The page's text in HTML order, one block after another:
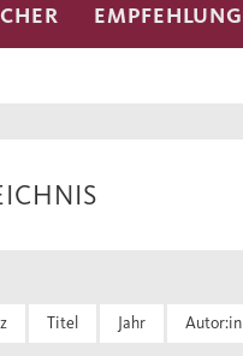
Titel Jahr Autor:in